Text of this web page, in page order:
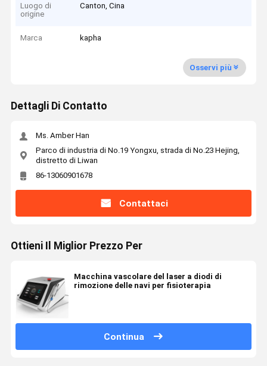
Luogo di
origine
Canton, Cina
Marca kapha
Osservi più
Dettagli Di Contatto
Ms. Amber Han
Parco di industria di No.19 Yongxu, strada di No.23 Hejing,
distretto di Liwan
86-13060901678
Contattaci
Ottieni Il Miglior Prezzo Per
Macchina vascolare del laser a diodi di
rimozione delle navi per fisioterapia
Continua